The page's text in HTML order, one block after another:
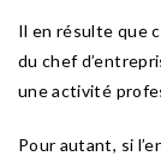
Il en résulte que
du chef
une activité
Pour autant, si